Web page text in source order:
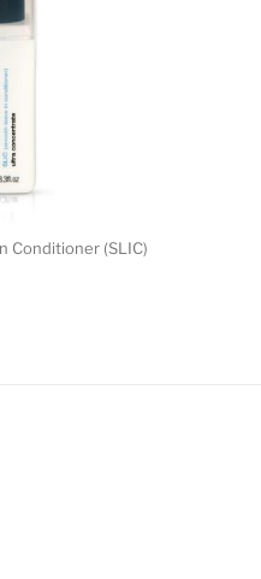
Conditioner (SLIC)